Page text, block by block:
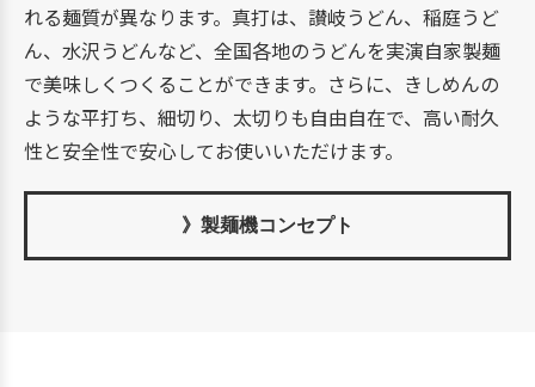
れる麺質が異なります。真打は、讃岐うどん、稲庭うど
ん、水沢うどんなど、全国各地のうどんを実演自家製麺
で美味しくつくることができます。さらに、きしめんの
ような平打ち、細切り、太切りも自由自在で、高い耐久
性と安全性で安心してお使いいただけます。
》製麺機コンセプト